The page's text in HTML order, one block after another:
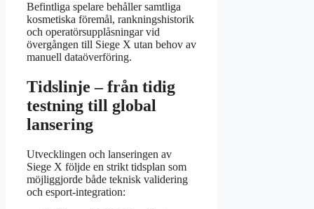
Befintliga spelare behåller samtliga
kosmetiska föremål, rankningshistorik
och operatörsupplåsningar vid
övergången till Siege X utan behov av
manuell dataöverföring.
Tidslinje – från tidig
testning till global
lansering
Utvecklingen och lanseringen av
Siege X följde en strikt tidsplan som
möjliggjorde både teknisk validering
och esport-integration: